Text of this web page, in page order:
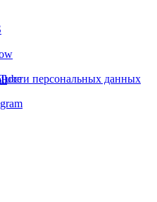
персональных данных